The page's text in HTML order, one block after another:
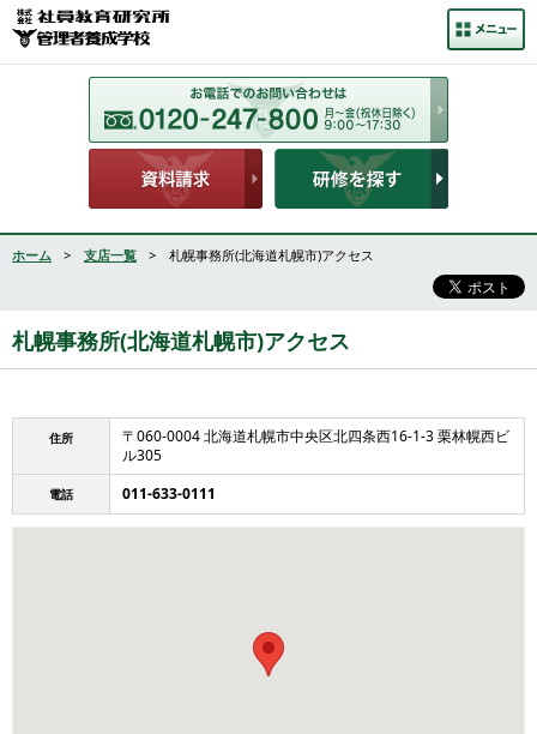
ホーム > 支店一覧 > 札幌事務所(北海道札幌市)アクセス
札幌事務所(北海道札幌市)アクセス
住所
〒060-0004 北海道札幌市中央区北四条西16-1-3 栗林幌西ビ
ル305
電話 011-633-0111